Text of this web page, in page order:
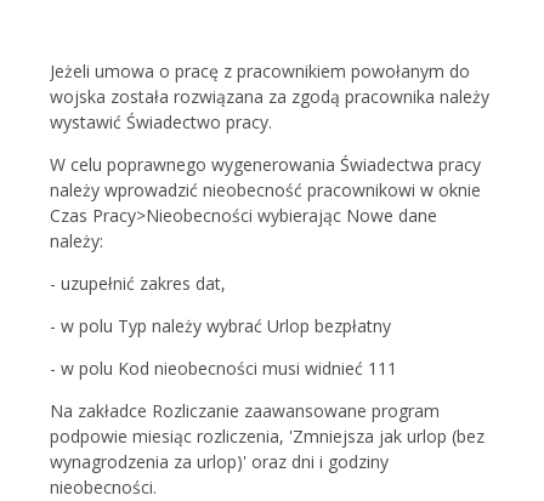
Jeżeli umowa o pracę z pracownikiem powołanym do
wojska została rozwiązana za zgodą pracownika należy
wystawić Świadectwo pracy.
W celu poprawnego wygenerowania Świadectwa pracy
należy wprowadzić nieobecność pracownikowi w oknie
Czas Pracy>Nieobecności wybierając Nowe dane
należy:
- uzupełnić zakres dat,
- w polu Typ należy wybrać Urlop bezpłatny
- w polu Kod nieobecności musi widnieć 111
Na zakładce Rozliczanie zaawansowane program
podpowie miesiąc rozliczenia, 'Zmniejsza jak urlop (bez
wynagrodzenia za urlop)' oraz dni i godziny
nieobecności.